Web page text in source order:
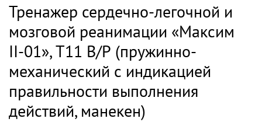
Тренажер сердечно-легочной и
мозговой реанимации «Максим
II-01», Т11 В/Р (пружинно-
механический с индикацией
правильности выполнения
действий, манекен)